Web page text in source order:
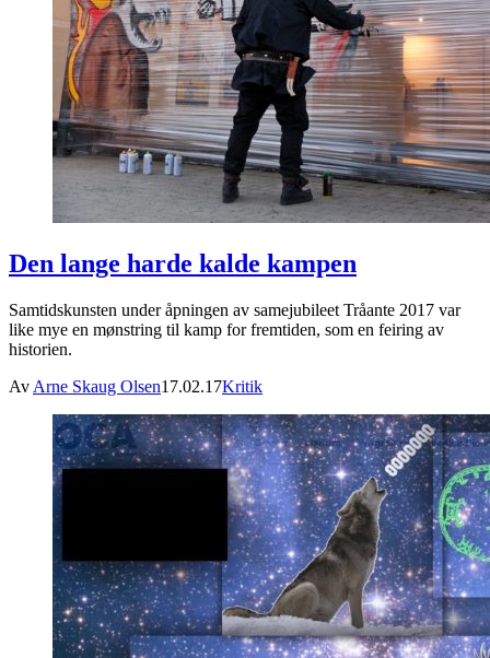
Den lange harde kalde kampen
Samtidskunsten under åpningen av samejubileet Tråante 2017 var
like mye en mønstring til kamp for fremtiden, som en feiring av
historien.
Av Arne Skaug Olsen17.02.17Kritik